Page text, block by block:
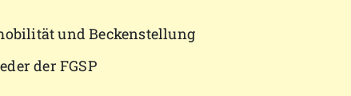
und Beckenstellung
der FGSP